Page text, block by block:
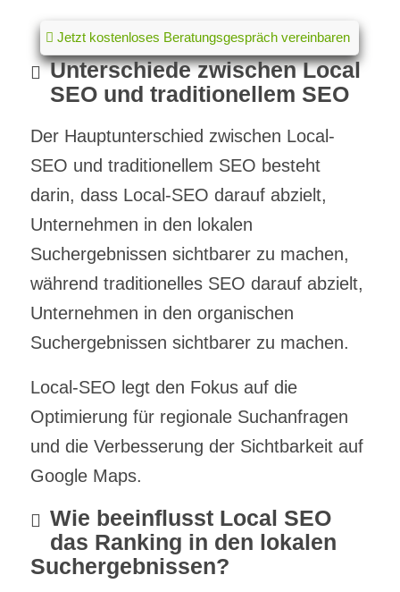
Jetzt kostenloses Beratungsgespräch vereinbaren
Unterschiede zwischen Local
SEO und traditionellem SEO
Der Hauptunterschied zwischen Local-
SEO und traditionellem SEO besteht
darin, dass Local-SEO darauf abzielt,
Unternehmen in den lokalen
Suchergebnissen sichtbarer zu machen,
während traditionelles SEO darauf abzielt,
Unternehmen in den organischen
Suchergebnissen sichtbarer zu machen.
Local-SEO legt den Fokus auf die
Optimierung für regionale Suchanfragen
und die Verbesserung der Sichtbarkeit auf
Google Maps.
Wie beeinflusst Local SEO
das Ranking in den lokalen
Suchergebnissen?